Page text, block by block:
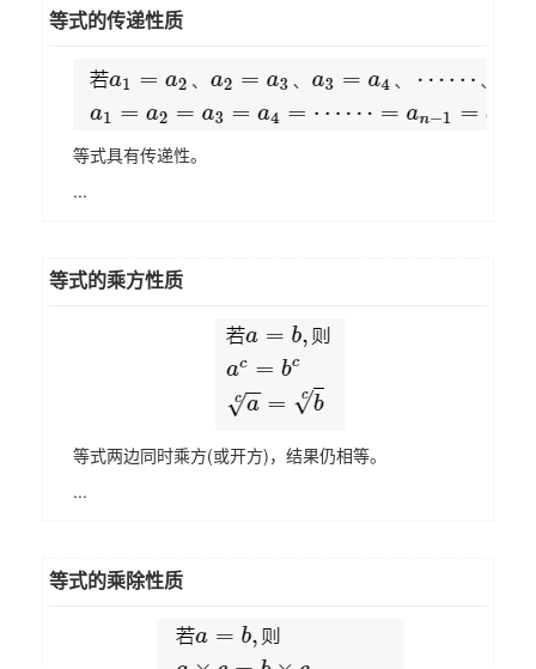
等式的传递性质
等式具有传递性。
...
等式的乘方性质
等式两边同时乘方(或开方)，结果仍相等。
...
等式的乘除性质